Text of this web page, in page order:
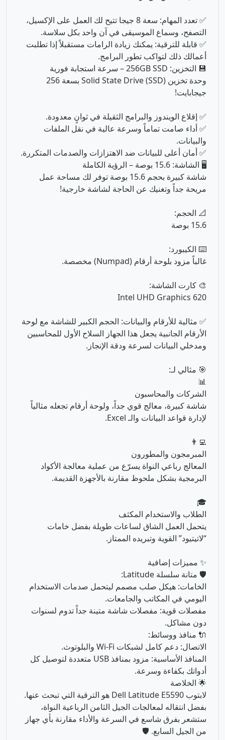
وحدة تخزين Solid State Drive (SSD) بسعة 256
جيجابايت!
✅ إقلاع الويندوز والبرامج الثقيلة في ثوانٍ معدودة.
✅ أداء صامت تماماً وسرعة عالية في نقل الملفات
والبيانات.
✅ أمان أعلى للبيانات ضد الاهتزازات والصدمات المتكررة.
شاشة كبيرة بحجم 15.6 بوصة توفر لك مساحة عمل
مريحة جداً وتغنيك عن الحاجة لشاشة خارجية!
📐 الحجم:
15.6 بوصة
⌨️ الكيبورد:
🎨 كارت الشاشة:
✅ مثالية للأرقام والبيانات: الحجم الكبير للشاشة مع لوحة
ومدخلي البيانات لسرعة ودقة الإنجاز.
📊
الشركات والمحاسبون
شاشة كبيرة، معالج قوي جداً، ولوحة أرقام تجعله مثالياً
👨‍💻
المبرمجون والمطورون
المعالج رباعي النواة يسرّع من عملية معالجة الأكواد
البرمجية بشكل ملحوظ مقارنة بالأجهزة القديمة.
🎓
الطلاب والاستخدام المكثف
يتحمل العمل الشاق لساعات طويلة بفضل خامات
“لاتيتيود” القوية وتبريده الممتاز.
✨ مميزات إضافية
🛡️ متانة سلسلة Latitude:
الخامات: هيكل صلب مصمم ليتحمل صدمات الاستخدام
اليومي في المكاتب والجامعات.
دون مشاكل.
🔌 منافذ ووسائط:
الاتصال: دعم كامل لشبكات Wi-Fi والبلوتوث.
أدواتك بكفاءة وسرعة.
🌟 الخلاصة
بفضل انتقاله لمعالجات الجيل الثامن الرباعية النواة،
ستشعر بفرق شاسع في السرعة والأداء مقارنة بأي جهاز
من الجيل السابع. 🛡️
يجمع بين شاشة الـ 15.6 بوصة المريحة، والسرعة الفائقة
لقرص الـ SSD، والمتانة التي لا يختلف عليها اثنان في
أجهزة ديل فئة الأعمال. إنه ببساطة الماكينة التي لن تخذلك
أبداً! 💪✨